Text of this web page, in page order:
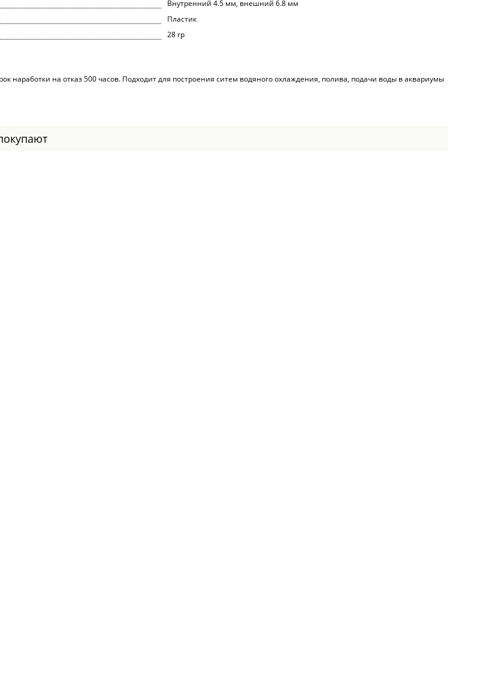
Внутренний 4.5 мм, внешний 6.8 мм
Пластик
28 гр
наработки на отказ 500 часов. Подходит для построения ситем водяного охлаждения, полива, подачи воды в аквариумы